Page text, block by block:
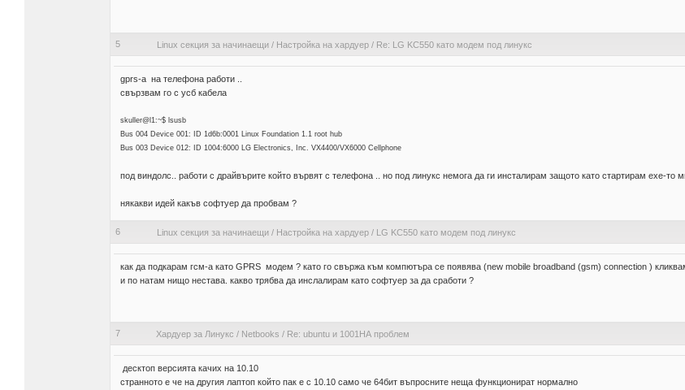
5 Linux секция за начинаещи / Настройка на хардуер / Re: LG KC550 като модем под линукс
gprs-a на телефона работи ..
свързвам го с усб кабела
skuller@l1:~$ lsusb
Bus 004 Device 001: ID 1d6b:0001 Linux Foundation 1.1 root hub
Bus 003 Device 012: ID 1004:6000 LG Electronics, Inc. VX4400/VX6000 Cellphone
под виндолс.. работи с драйвърите който вървят с телефона .. но под линукс немога да ги инсталирам защото като стартирам ехе-то
някакви идей какъв софтуер да пробвам ?
6 Linux секция за начинаещи / Настройка на хардуер / LG KC550 като модем под линукс
как да подкарам гсм-а като GPRS модем ? като го свържа към компютъра се появява (new mobile broadband (gsm) connection )
и по натам нищо нестава. какво трябва да инслалирам като софтуер за да сработи ?
7 Хардуер за Линукс / Netbooks / Re: ubuntu и 1001HА проблем
десктоп версията качих на 10.10
странното е че на другия лаптоп който пак е с 10.10 само че 64бит въпросните неща функционират нормално